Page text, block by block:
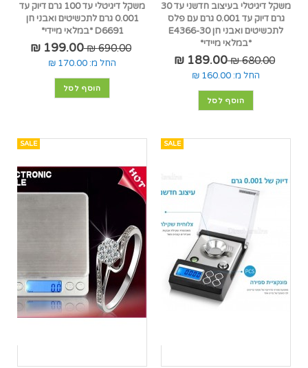
משקל דיגיטלי בעיצוב חדשני עד 30
גרם דיוק עד 0.001 גרם עם פלס
לתכשיטים ואבני חן E4366-30
*במלאי מיידי*
680.00 ₪
189.00 ₪
החל מ: 160.00 ₪
הוסף לסל
משקל דיגיטלי עד 100 גרם דיוק עד
0.001 גרם לתכשיטים ואבני חן
D6691 *במלאי מיידי*
690.00 ₪
199.00 ₪
החל מ: 170.00 ₪
הוסף לסל
SALE
SALE